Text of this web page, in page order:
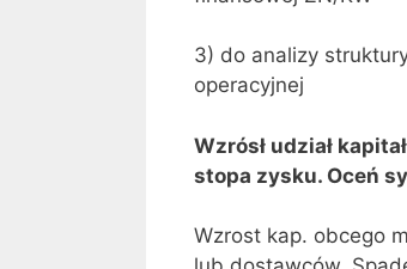
3) do analizy
operacyjnej
Wzrósł udział
stopa zysku. Oceń
Wzrost kap. obcego